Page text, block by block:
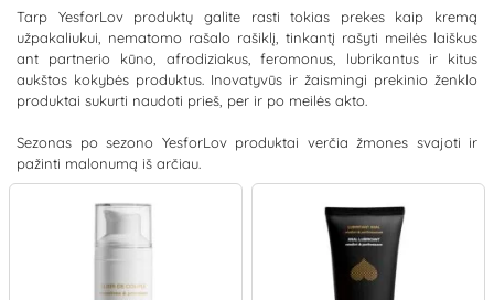
Tarp YesforLov produktų galite rasti tokias prekes kaip kremą
užpakaliukui, nematomo rašalo rašiklį, tinkantį rašyti meilės laiškus
ant partnerio kūno, afrodiziakus, feromonus, lubrikantus ir kitus
aukštos kokybės produktus. Inovatyvūs ir žaismingi prekinio ženklo
produktai sukurti naudoti prieš, per ir po meilės akto.
Sezonas po sezono YesforLov produktai verčia žmones svajoti ir
pažinti malonumą iš arčiau.